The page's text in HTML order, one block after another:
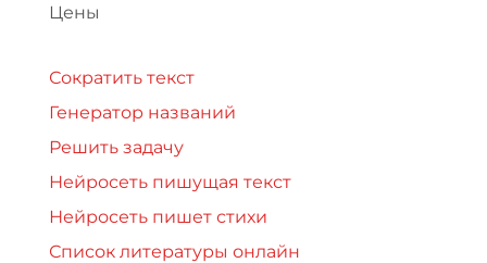
Цены
Сократить текст
Генератор названий
Решить задачу
Нейросеть пишущая текст
Нейросеть пишет стихи
Список литературы онлайн